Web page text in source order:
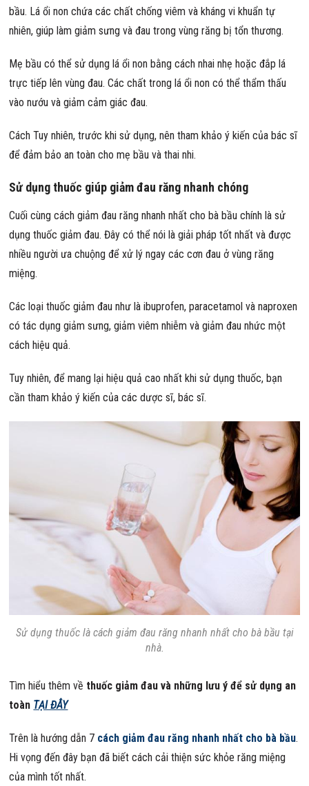
bầu. Lá ổi non chứa các chất chống viêm và kháng vi khuẩn tự
nhiên, giúp làm giảm sưng và đau trong vùng răng bị tổn thương.
Mẹ bầu có thể sử dụng lá ổi non bằng cách nhai nhẹ hoặc đắp lá
trực tiếp lên vùng đau. Các chất trong lá ổi non có thể thẩm thấu
vào nướu và giảm cảm giác đau.
Cách Tuy nhiên, trước khi sử dụng, nên tham khảo ý kiến ​​của bác sĩ
để đảm bảo an toàn cho mẹ bầu và thai nhi.
Sử dụng thuốc giúp giảm đau răng nhanh chóng
Cuối cùng cách giảm đau răng nhanh nhất cho bà bầu chính là sử
dụng thuốc giảm đau. Đây có thể nói là giải pháp tốt nhất và được
nhiều người ưa chuộng để xử lý ngay các cơn đau ở vùng răng
miệng.
Các loại thuốc giảm đau như là ibuprofen, paracetamol và naproxen
có tác dụng giảm sưng, giảm viêm nhiễm và giảm đau nhức một
cách hiệu quả.
Tuy nhiên, để mang lại hiệu quả cao nhất khi sử dụng thuốc, bạn
cần tham khảo ý kiến của các dược sĩ, bác sĩ.
Sử dụng thuốc là cách giảm đau răng nhanh nhất cho bà bầu tại
nhà.
Tìm hiểu thêm về thuốc giảm đau và những lưu ý để sử dụng an
toàn TẠI ĐÂY
Trên là hướng dẫn 7 cách giảm đau răng nhanh nhất cho bà bầu.
Hi vọng đến đây bạn đã biết cách cải thiện sức khỏe răng miệng
của mình tốt nhất.